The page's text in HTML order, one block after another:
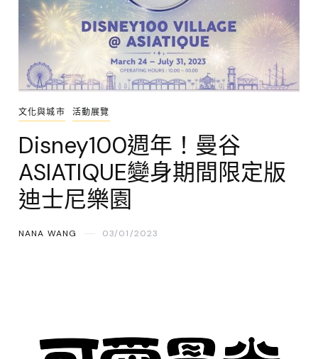
文化與城市 活動展覽
Disney100週年！曼谷
ASIATIQUE變身期間限定版
迪士尼樂園
NANA WANG 03/01/2023